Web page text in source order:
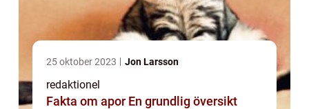
25 oktober 2023 Jon Larsson
redaktionel
Fakta om apor En grundlig översikt